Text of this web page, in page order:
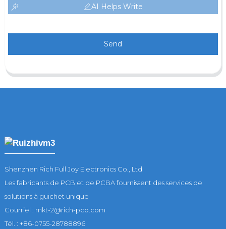
AI Helps Write
Send
Shenzhen Rich Full Joy Electronics Co., Ltd
Les fabricants de PCB et de PCBA fournissent des services de
solutions à guichet unique
Courriel : mkt-2@rich-pcb.com
Tél. : +86-0755-28788896